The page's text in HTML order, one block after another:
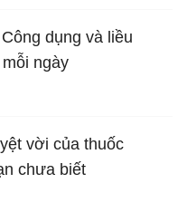
dụng và liều
ngày
vời của thuốc
chưa biết